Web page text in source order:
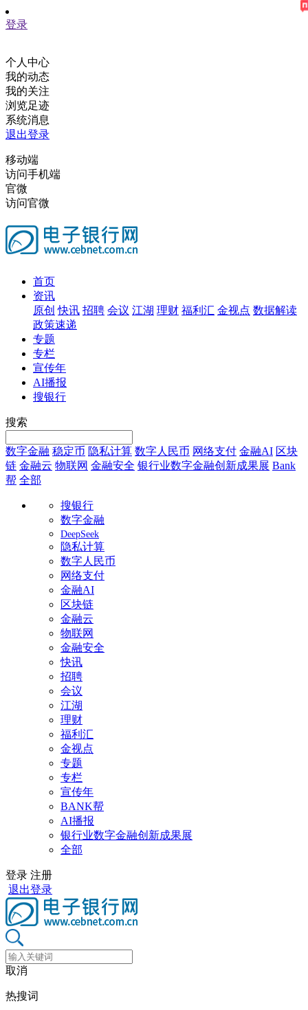
登录
个人中心
我的动态
我的关注
浏览足迹
系统消息
退出登录
移动端
访问手机端
官微
访问官微
首页
资讯
原创 快讯 招聘 会议 江湖 理财 福利汇 金视点 数据解读
政策速递
专题
专栏
宣传年
AI播报
搜银行
搜索
数字金融 稳定币 隐私计算 数字人民币 网络支付 金融AI 区块
链 金融云 物联网 金融安全 银行业数字金融创新成果展 Bank
帮 全部
搜银行
数字金融
DeepSeek
隐私计算
数字人民币
网络支付
金融AI
区块链
金融云
物联网
金融安全
快讯
招聘
会议
江湖
理财
福利汇
金视点
专题
专栏
宣传年
BANK帮
AI播报
银行业数字金融创新成果展
全部
登录 注册
退出登录
取消
热搜词